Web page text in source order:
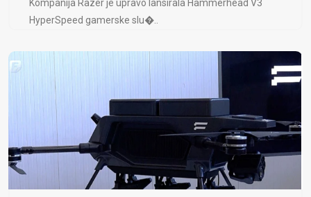
Kompanija Razer je upravo lansirala Hammerhead V3
HyperSpeed ​​gamerske slu�..